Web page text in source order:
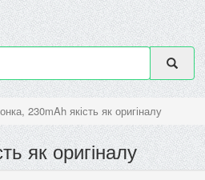
230mAh якість як оригіналу
як оригіналу